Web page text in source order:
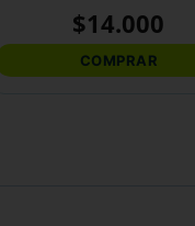
$14.000
COMPRAR